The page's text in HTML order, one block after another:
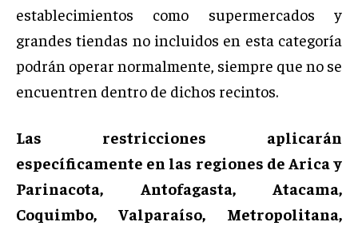
establecimientos como supermercados y
grandes tiendas no incluidos en esta categoría
podrán operar normalmente, siempre que no se
encuentren dentro de dichos recintos.
Las restricciones aplicarán
específicamente en las regiones de Arica y
Parinacota, Antofagasta, Atacama,
Coquimbo, Valparaíso, Metropolitana,